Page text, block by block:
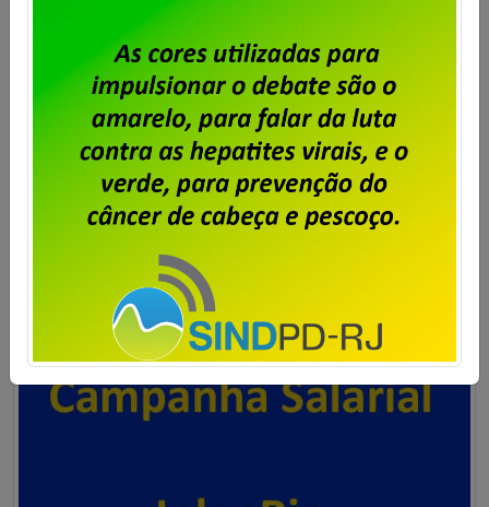
Em assembleia realizada pela diretoria do Sindpd-RJ
no dia 28 de março, os trabalhadores e
trabalhadoras da IplanRio debateram e aprovaram a
pauta de reivindicações da Campanha Salarial
2025/2027, a ser apresentada à empresa Clique no
link abaixo e confira o documento Pauta de
Reivindicações – ACT 2025 2027